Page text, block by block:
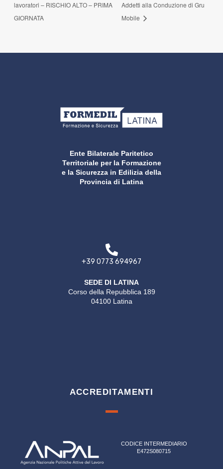
lavoratori – RISCHIO ALTO – PRIMA
GIORNATA
Addetti alla Conduzione di Gru
Mobile
Ente Bilaterale Paritetico
Territoriale per la Formazione
e la Sicurezza in Edilizia della
Provincia di Latina
+39 0773 694967
SEDE DI LATINA
Corso della Repubblica 189
04100 Latina
ACCREDITAMENTI
CODICE INTERMEDIARIO
E472S080715